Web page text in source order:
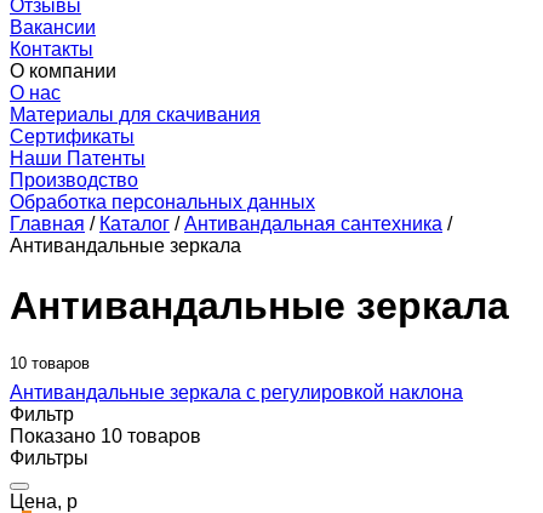
Отзывы
Вакансии
Контакты
О компании
О нас
Материалы для скачивания
Сертификаты
Наши Патенты
Производство
Обработка персональных данных
Главная / Каталог /Антивандальная сантехника /
Антивандальные зеркала
Антивандальные зеркала
10 товаров
Антивандальные зеркала с регулировкой наклона
Фильтр
Показано 10 товаров
Фильтры
Цена, р